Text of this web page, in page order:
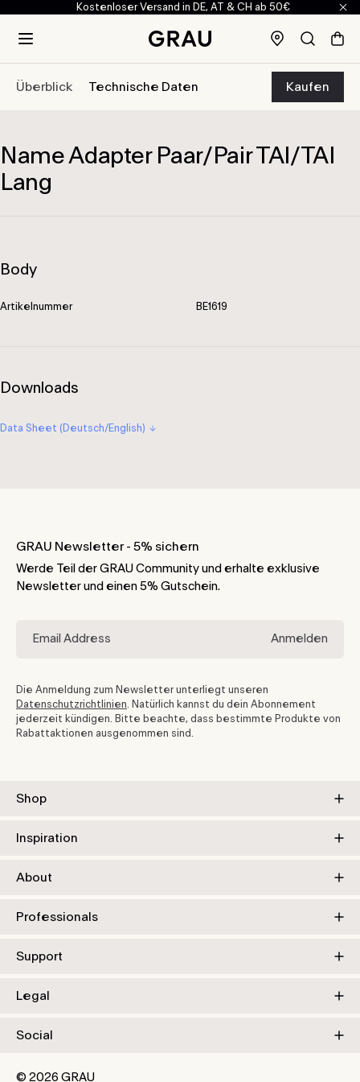
Weiter zu Hauptinhalt
Informationen zur Barrierefreiheit
Kostenloser Versand in DE, AT & CH ab 50€
Grau
Überblick Technische Daten Kaufen
Name Adapter Paar/Pair TAI/TAI
Lang
Body
Artikelnummer BE1619
Downloads
Data Sheet (Deutsch/English)
Shop
Inspiration
About
Professionals
Support
Legal
Social
GRAU Newsletter - 5% sichern
Werde Teil der GRAU Community und erhalte exklusive
Newsletter und einen 5% Gutschein.
Anmelden
Die Anmeldung zum Newsletter unterliegt unseren
Datenschutzrichtlinien . Natürlich kannst du dein Abonnement
jederzeit kündigen. Bitte beachte, dass bestimmte Produkte von
Rabattaktionen ausgenommen sind.
© 2026 GRAU